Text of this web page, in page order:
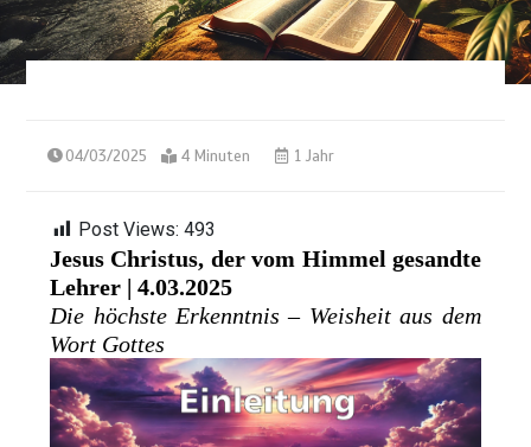
04/03/2025 4 Minuten 1 Jahr
Post Views: 493
Jesus Christus, der vom Himmel gesandte
Lehrer | 4.03.2025
Die höchste Erkenntnis – Weisheit aus dem
Wort Gottes